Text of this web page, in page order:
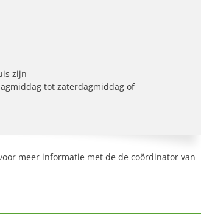
zijn
tot zaterdagmiddag of
meer informatie met de de coördinator van